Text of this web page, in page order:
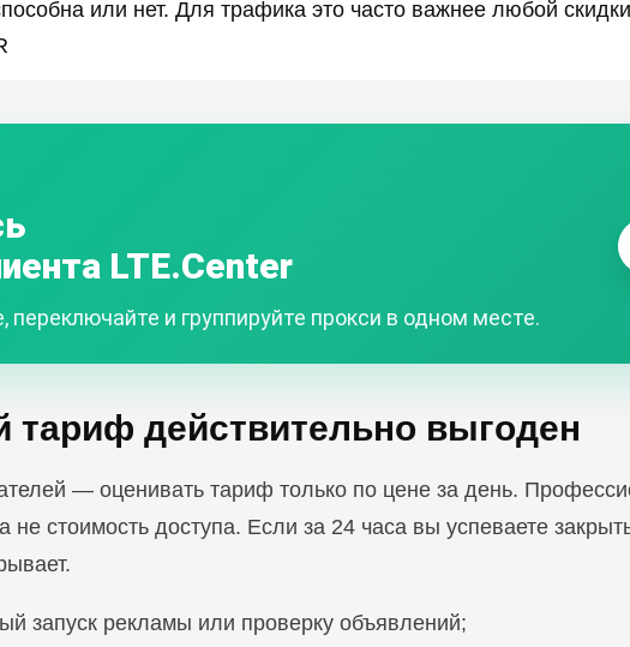
или нет. Для трафика это часто важнее любой
LTE.Center
переключайте и группируйте прокси в одном месте.
тариф действительно выгоден
— оценивать тариф только по цене за день.
не стоимость доступа. Если за 24 часа вы успеваете
запуск рекламы или проверку объявлений;